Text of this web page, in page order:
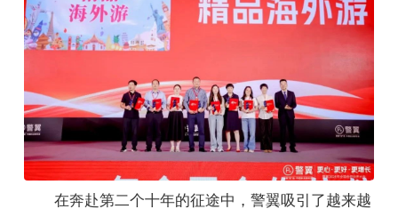
在奔赴第二个十年的征途中，警翼吸引了越来越